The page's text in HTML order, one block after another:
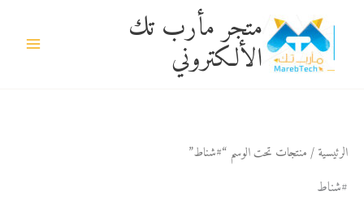
المحتوى
متجر مأرب تك
الألكتروني
الرئيسية/ منتجات تحت الوسم “#شناط”
#شناط